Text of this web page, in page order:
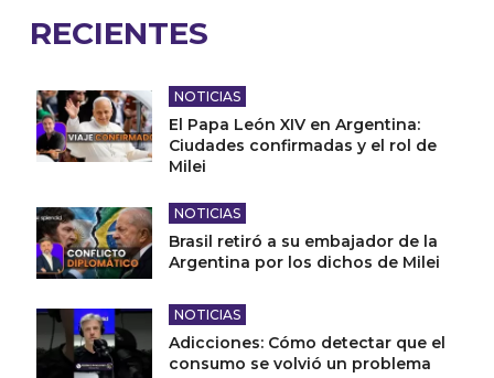
RECIENTES
NOTICIAS
El Papa León XIV en Argentina:
Ciudades confirmadas y el rol de
Milei
NOTICIAS
Brasil retiró a su embajador de la
Argentina por los dichos de Milei
NOTICIAS
Adicciones: Cómo detectar que el
consumo se volvió un problema